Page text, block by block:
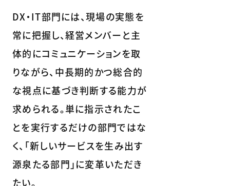
DX・IT部門には、現場の実態を
常に把握し、経営メンバーと主
体的にコミュニケーションを取
りながら、中長期的かつ総合的
な視点に基づき判断する能力が
求められる。単に指示されたこ
とを実行するだけの部門ではな
く、「新しいサービスを生み出す
源泉たる部門」に変革いただき
たい。